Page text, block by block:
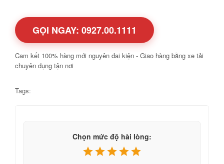
GỌI NGAY: 0927.00.1111
Cam kết 100% hàng mới nguyên đai kiện - Giao hàng bằng xe tải
chuyên dụng tận nơi
Tags:
Chọn mức độ hài lòng: